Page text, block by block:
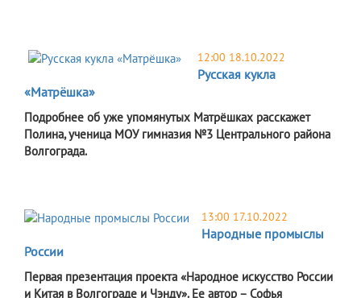
12:00 18.10.2022
Русская кукла
«Матрёшка»
Подробнее об уже упомянутых Матрёшках расскажет
Полина, ученица МОУ гимназия №3 Центрального района
Волгограда.
13:00 17.10.2022
Народные промыслы
России
Первая презентация проекта «Народное искусство России
и Китая в Волгограде и Чэнду». Ее автор – Софья